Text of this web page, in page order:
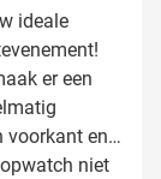
ideale
er een
voorkant en
niet